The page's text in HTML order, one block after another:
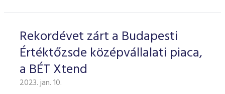
Rekordévet zárt a Budapesti
Értéktőzsde középvállalati piaca,
a BÉT Xtend
2023. jan. 10.